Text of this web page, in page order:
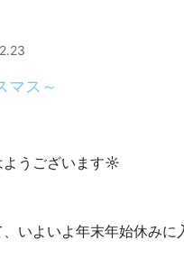
マス～
うございます☼
いよいよ年末年始休みに